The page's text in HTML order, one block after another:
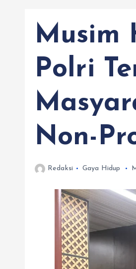
Musim
Polri
Non-
Redaksi Gaya Hidup